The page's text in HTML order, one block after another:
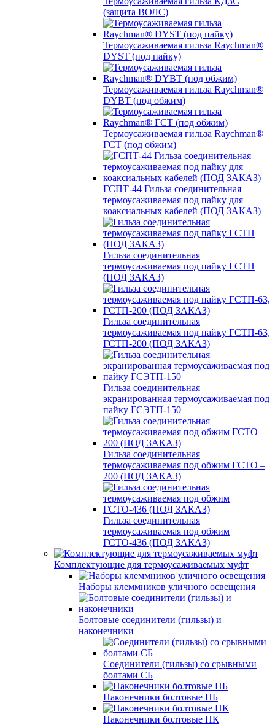
(защита ВОЛС)
Термоусаживаемая гильза Raychman®
DYST (под пайку)
Термоусаживаемая гильза Raychman®
DYBT (под обжим)
Термоусаживаемая гильза Raychman®
ГСТ (под обжим)
ГСПТ-44 Гильза соединительная
термоусаживаемая под пайку для
коаксиальных кабелей (ПОД ЗАКАЗ)
Гильза соединительная
термоусаживаемая под пайку ГСТП
(ПОД ЗАКАЗ)
Гильза соединительная
термоусаживаемая под пайку ГСТП-63,
ГСТП-200 (ПОД ЗАКАЗ)
Гильза соединительная
экранированная термоусаживаемая под
пайку ГСЭТП-150
Гильза соединительная
термоусаживаемая под обжим ГСТО –
200 (ПОД ЗАКАЗ)
Гильза соединительная
термоусаживаемая под обжим
ГСТО-436 (ПОД ЗАКАЗ)
Комплектующие для термоусаживаемых муфт
Наборы клеммников уличного освещения
Болтовые соединители (гильзы) и
наконечники
Соединители (гильзы) со срывными
болтами СБ
Наконечники болтовые НБ
Наконечники болтовые НК